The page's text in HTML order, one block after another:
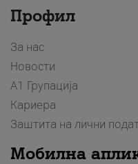
Профил
За нас
Новости
А1 Групација
Кариера
Заштита на лични
Мобилна